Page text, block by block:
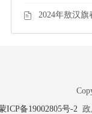
2024年敖汉
ICP备19002805号-2政